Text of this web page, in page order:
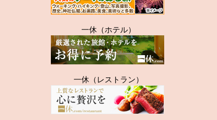
一休（ホテル）
一休（レストラン）